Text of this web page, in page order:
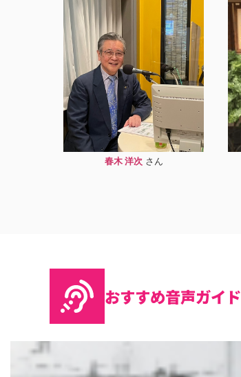
春木 洋次
おすすめ音声ガイド